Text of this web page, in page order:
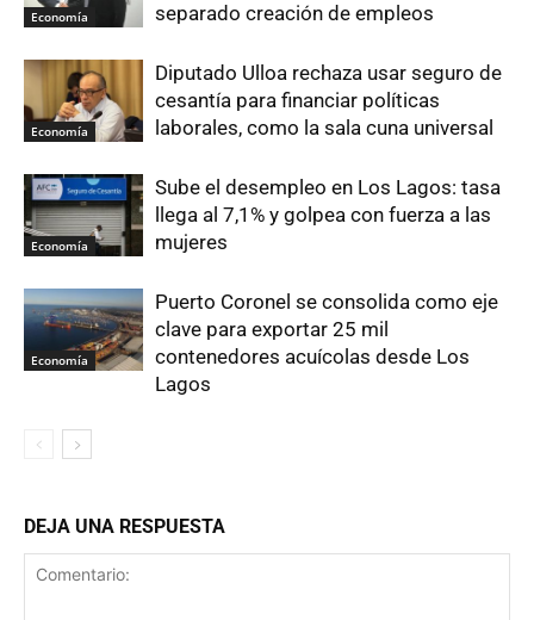
Economía separado creación de empleos
Economía
Diputado Ulloa rechaza usar seguro de
cesantía para financiar políticas
laborales, como la sala cuna universal
Economía
Sube el desempleo en Los Lagos: tasa
llega al 7,1% y golpea con fuerza a las
mujeres
Economía
Puerto Coronel se consolida como eje
clave para exportar 25 mil
contenedores acuícolas desde Los
Lagos
DEJA UNA RESPUESTA